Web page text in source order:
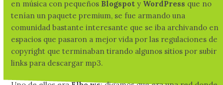
en música con pequeños Blogspoty WordPress que no
tenían un paquete premium, se fue armando una
comunidad bastante interesante que se iba archivando en
espacios que pasaron a mejor vida por las regulaciones de
copyright que terminaban tirando algunos sitios por subir
links para descargar mp3.